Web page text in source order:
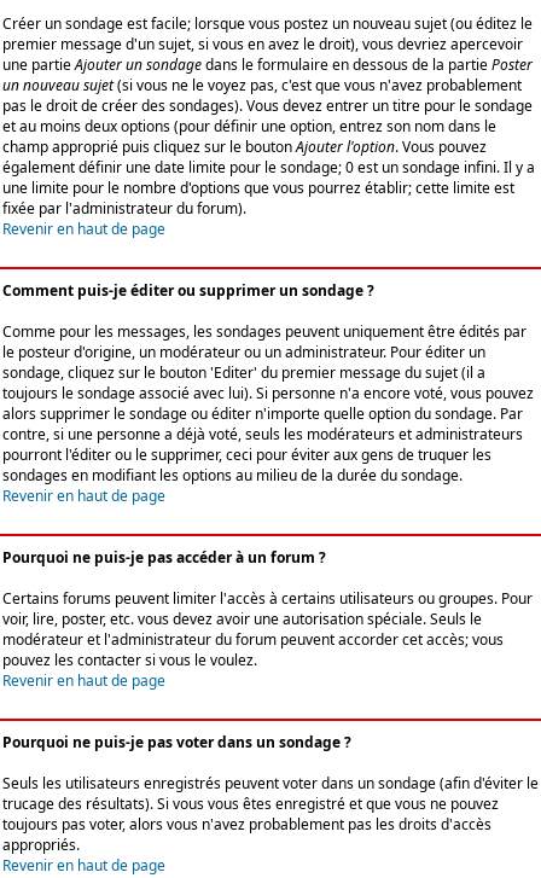
Créer un sondage est facile; lorsque vous postez un nouveau sujet (ou éditez le
premier message d'un sujet, si vous en avez le droit), vous devriez apercevoir
une partieAjouter un sondagedans le formulaire en dessous de la partiePoster
un nouveau sujet(si vous ne le voyez pas, c'est que vous n'avez probablement
pas le droit de créer des sondages). Vous devez entrer un titre pour le sondage
et au moins deux options (pour définir une option, entrez son nom dans le
champ approprié puis cliquez sur le boutonAjouter l'option. Vous pouvez
également définir une date limite pour le sondage; 0 est un sondage infini. Il y a
une limite pour le nombre d'options que vous pourrez établir; cette limite est
fixée par l'administrateur du forum).
Revenir en haut de page
Comment puis-je éditer ou supprimer un sondage ?
Comme pour les messages, les sondages peuvent uniquement être édités par
le posteur d'origine, un modérateur ou un administrateur. Pour éditer un
sondage, cliquez sur le bouton 'Editer' du premier message du sujet (il a
toujours le sondage associé avec lui). Si personne n'a encore voté, vous pouvez
alors supprimer le sondage ou éditer n'importe quelle option du sondage. Par
contre, si une personne a déjà voté, seuls les modérateurs et administrateurs
pourront l'éditer ou le supprimer, ceci pour éviter aux gens de truquer les
sondages en modifiant les options au milieu de la durée du sondage.
Revenir en haut de page
Pourquoi ne puis-je pas accéder à un forum ?
Certains forums peuvent limiter l'accès à certains utilisateurs ou groupes. Pour
voir, lire, poster, etc. vous devez avoir une autorisation spéciale. Seuls le
modérateur et l'administrateur du forum peuvent accorder cet accès; vous
pouvez les contacter si vous le voulez.
Revenir en haut de page
Pourquoi ne puis-je pas voter dans un sondage ?
Seuls les utilisateurs enregistrés peuvent voter dans un sondage (afin d'éviter le
trucage des résultats). Si vous vous êtes enregistré et que vous ne pouvez
toujours pas voter, alors vous n'avez probablement pas les droits d'accès
appropriés.
Revenir en haut de page